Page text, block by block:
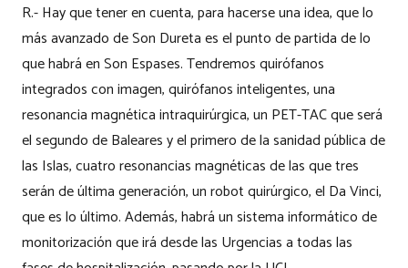
R.- Hay que tener en cuenta, para hacerse una idea, que lo
más avanzado de Son Dureta es el punto de partida de lo
que habrá en Son Espases. Tendremos quirófanos
integrados con imagen, quirófanos inteligentes, una
resonancia magnética intraquirúrgica, un PET-TAC que será
el segundo de Baleares y el primero de la sanidad pública de
las Islas, cuatro resonancias magnéticas de las que tres
serán de última generación, un robot quirúrgico, el Da Vinci,
que es lo último. Además, habrá un sistema informático de
monitorización que irá desde las Urgencias a todas las